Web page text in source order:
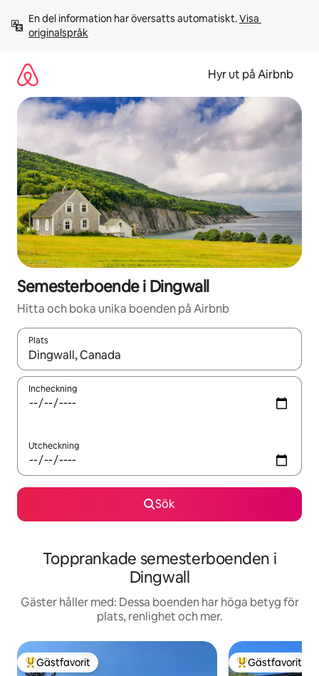
innehåll
En del information har översatts automatiskt. Visa
originalspråk
Hyr ut på Airbnb
Semesterboende i Dingwall
Hitta och boka unika boenden på Airbnb
Plats
När resultaten är tillgängliga kan du navigera med upp- och
Incheckning
Utcheckning
Sök
Topprankade semesterboenden i
Dingwall
Gäster håller med: Dessa boenden har höga betyg för
plats, renlighet och mer.
Populär gästfavorit
Gästfavorit Populär
Gästfavorit